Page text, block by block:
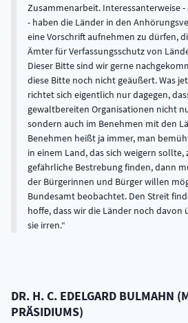
Zusammenarbeit. Interessanterweise
- haben die Länder in den
eine Vorschrift aufnehmen zu dürfen,
Ämter für Verfassungsschutz von
Dieser Bitte sind wir gerne
diese Bitte noch nicht geäußert. Was
richtet sich eigentlich nur dagegen,
gewaltbereiten Organisationen nicht
sondern auch im Benehmen mit den
Benehmen heißt ja immer, man
in einem Land, das sich weigern
gefährliche Bestrebung finden, dann
der Bürgerinnen und Bürger willen
Bundesamt beobachtet. Den Streit
hoffe, dass wir die Länder noch davon
sie irren.
DR. H. C. EDELGARD BULMAHN (
PRÄSIDIUMS)